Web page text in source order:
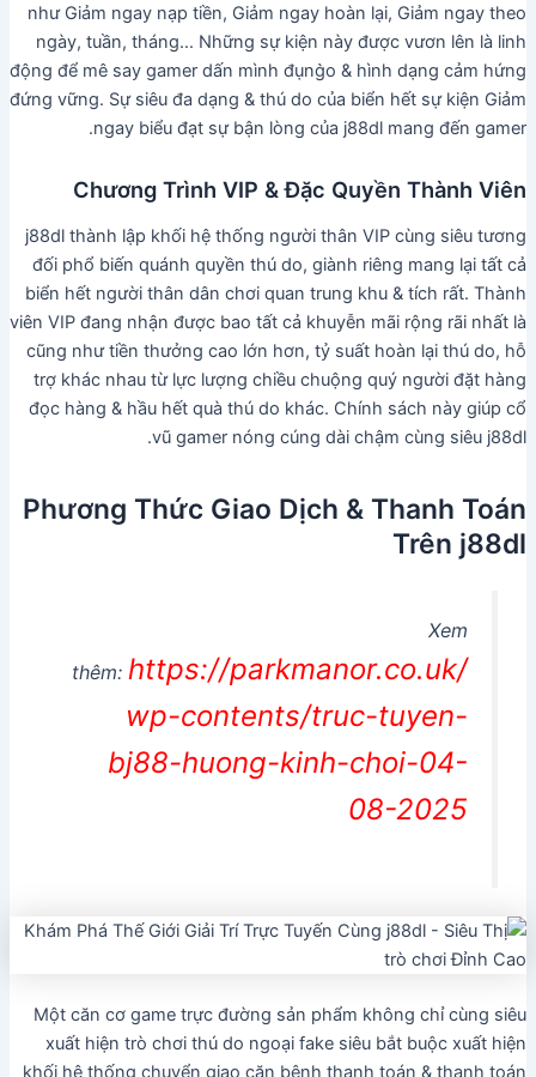
như Giảm ngay nạp tiền, Giảm ngay hoàn lại, Giảm ngay theo
ngày, tuần, tháng… Những sự kiện này được vươn lên là linh
động để mê say gamer dấn mình đụng̀o & hình dạng cảm hứng
đứng vững. Sự siêu đa dạng & thú do của biển hết sự kiện Giảm
ngay biểu đạt sự bận lòng của j88dl mang đến gamer.
Chương Trình VIP & Đặc Quyền Thành Viên
j88dl thành lập khối hệ thống người thân VIP cùng siêu tương
đối phổ biến quánh quyền thú do, giành riêng mang lại tất cả
biển hết người thân dân chơi quan trung khu & tích rất. Thành
viên VIP đang nhận được bao tất cả khuyễn mãi rộng rãi nhất là
cũng như tiền thưởng cao lớn hơn, tỷ suất hoàn lại thú do, hỗ
trợ khác nhau từ lực lượng chiều chuộng quý người đặt hàng
đọc hàng & hầu hết quà thú do khác. Chính sách này giúp cổ
vũ gamer nóng cúng dài chậm cùng siêu j88dl.
Phương Thức Giao Dịch & Thanh Toán
Trên j88dl
Xem
thêm:https://parkmanor.co.uk/
wp-contents/truc-tuyen-
bj88-huong-kinh-choi-04-
08-2025
Một căn cơ game trực đường sản phẩm không chỉ cùng siêu
xuất hiện trò chơi thú do ngoại fake siêu bắt buộc xuất hiện
khối hệ thống chuyển giao căn bệnh thanh toán & thanh toán